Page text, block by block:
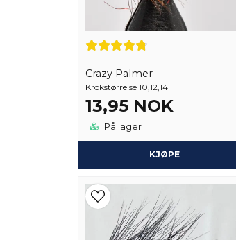
Crazy Palmer
Krokstørrelse 10,12,14
13,95 NOK
På lager
KJØPE